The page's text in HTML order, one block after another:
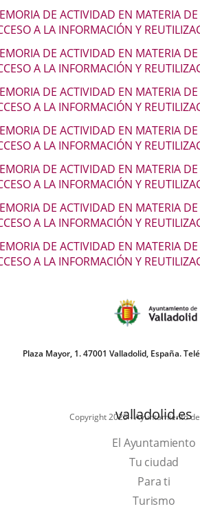
DE ACTIVIDAD EN MATERIA
A LA INFORMACIÓN Y
DE ACTIVIDAD EN MATERIA
A LA INFORMACIÓN Y
DE ACTIVIDAD EN MATERIA
A LA INFORMACIÓN Y
DE ACTIVIDAD EN MATERIA
A LA INFORMACIÓN Y
DE ACTIVIDAD EN MATERIA
A LA INFORMACIÓN Y
DE ACTIVIDAD EN MATERIA
A LA INFORMACIÓN Y
DE ACTIVIDAD EN MATERIA
A LA INFORMACIÓN Y
Plaza Mayor, 1. 47001 Valladolid, España.
Copyright 2025 - Ayuntamiento
valladolid.es
El Ayuntamiento
Tu ciudad
Para ti
TurismoEste